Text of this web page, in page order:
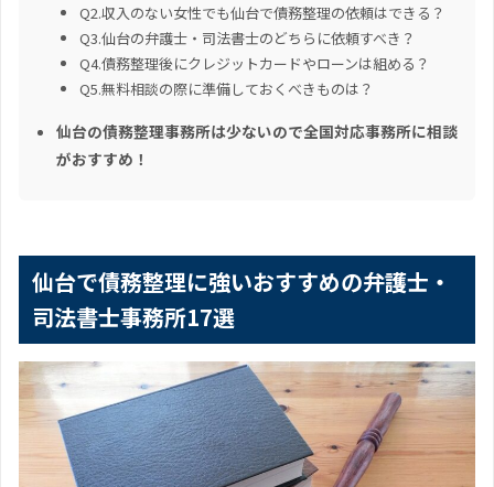
Q2.収入のない女性でも仙台で債務整理の依頼はできる？
Q3.仙台の弁護士・司法書士のどちらに依頼すべき？
Q4.債務整理後にクレジットカードやローンは組める？
Q5.無料相談の際に準備しておくべきものは？
仙台の債務整理事務所は少ないので全国対応事務所に相談
がおすすめ！
仙台で債務整理に強いおすすめの弁護士・
司法書士事務所17選